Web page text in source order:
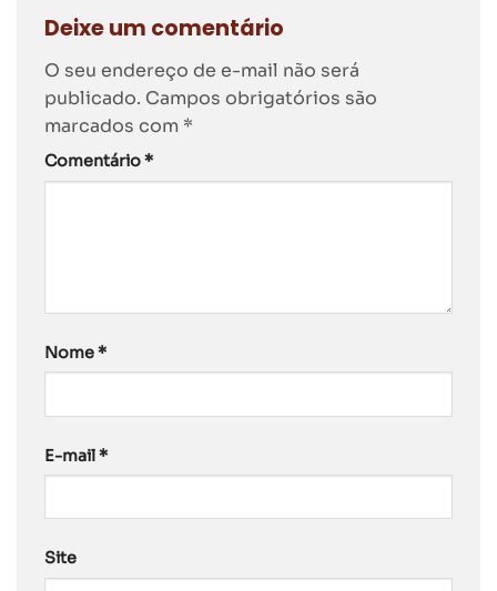
Deixe um comentário
O seu endereço de e-mail não será
publicado. Campos obrigatórios são
marcados com *
Comentário*
Nome*
E-mail*
Site